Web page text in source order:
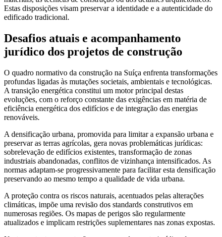
Estas disposições visam preservar a identidade e a autenticidade do
edificado tradicional.
Desafios atuais e acompanhamento
jurídico dos projetos de construção
O quadro normativo da construção na Suíça enfrenta transformações
profundas ligadas às mutações societais, ambientais e tecnológicas.
A transição energética constitui um motor principal destas
evoluções, com o reforço constante das exigências em matéria de
eficiência energética dos edifícios e de integração das energias
renováveis.
A densificação urbana, promovida para limitar a expansão urbana e
preservar as terras agrícolas, gera novas problemáticas jurídicas:
sobrelevação de edifícios existentes, transformação de zonas
industriais abandonadas, conflitos de vizinhança intensificados. As
normas adaptam-se progressivamente para facilitar esta densificação
preservando ao mesmo tempo a qualidade de vida urbana.
A proteção contra os riscos naturais, acentuados pelas alterações
climáticas, impõe uma revisão dos standards construtivos em
numerosas regiões. Os mapas de perigos são regularmente
atualizados e implicam restrições suplementares nas zonas expostas.